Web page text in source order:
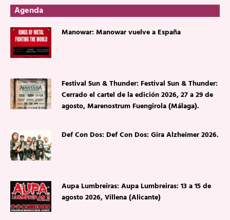
Agenda
Manowar: Manowar vuelve a España
Festival Sun & Thunder: Festival Sun & Thunder:
Cerrado el cartel de la edición 2026, 27 a 29 de
agosto, Marenostrum Fuengirola (Málaga).
Def Con Dos: Def Con Dos: Gira Alzheimer 2026.
Aupa Lumbreiras: Aupa Lumbreiras: 13 a 15 de
agosto 2026, Villena (Alicante)